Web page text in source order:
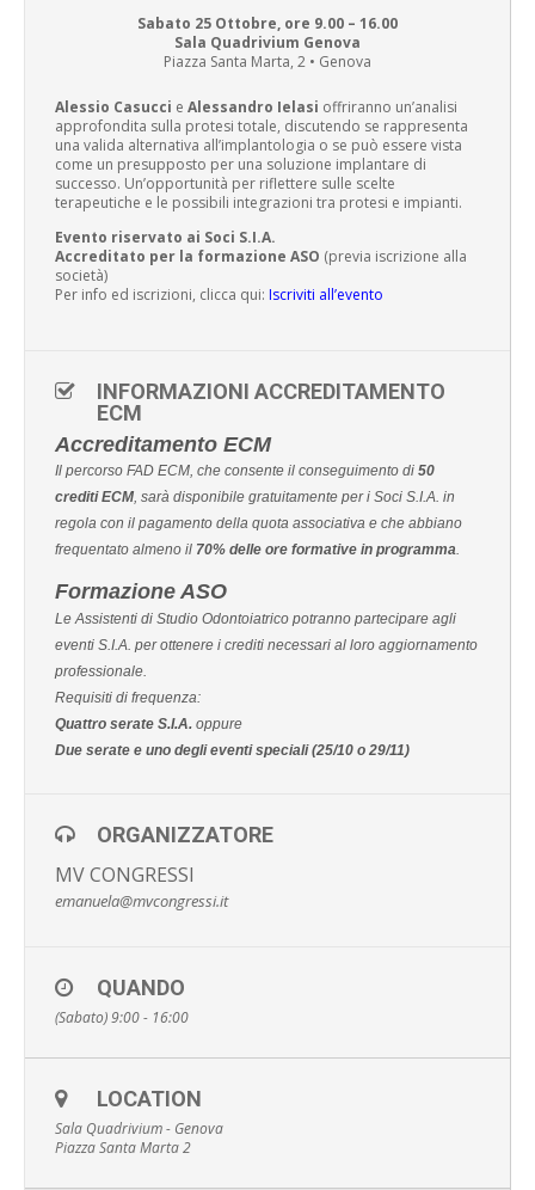
Sabato 25 Ottobre, ore 9.00 – 16.00
Sala Quadrivium Genova
Piazza Santa Marta, 2 • Genova
Alessio Casucci e Alessandro Ielasi offriranno un’analisi
approfondita sulla protesi totale, discutendo se rappresenta
una valida alternativa all’implantologia o se può essere vista
come un presupposto per una soluzione implantare di
successo. Un’opportunità per riflettere sulle scelte
terapeutiche e le possibili integrazioni tra protesi e impianti.
Evento riservato ai Soci S.I.A.
Accreditato per la formazione ASO (previa iscrizione alla
società)
Per info ed iscrizioni, clicca qui: Iscriviti all’evento
INFORMAZIONI ACCREDITAMENTO
ECM
Accreditamento ECM
Il percorso FAD ECM, che consente il conseguimento di 50
crediti ECM, sarà disponibile gratuitamente per i Soci S.I.A. in
regola con il pagamento della quota associativa e che abbiano
frequentato almeno il 70% delle ore formative in programma.
Formazione ASO
Le Assistenti di Studio Odontoiatrico potranno partecipare agli
eventi S.I.A. per ottenere i crediti necessari al loro aggiornamento
professionale.
Requisiti di frequenza:
Quattro serate S.I.A. oppure
Due serate e uno degli eventi speciali (25/10 o 29/11)
ORGANIZZATORE
MV CONGRESSI
emanuela@mvcongressi.it
QUANDO
(Sabato) 9:00 - 16:00
LOCATION
Sala Quadrivium - Genova
Piazza Santa Marta 2